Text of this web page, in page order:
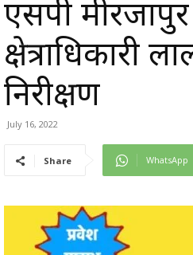
एसपी
क्षेत्राधिकारी
निरीक्षण
July 16, 2022
Share WhatsApp